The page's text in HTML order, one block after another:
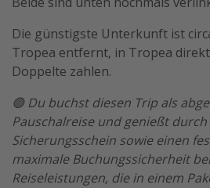
Die günstigste Unterkunft ist
Tropea entfernt, in Tropea
Doppelte zahlen.
🟢 Du buchst diesen Trip als
Pauschalreise und genießt
Sicherungsschein sowie einen
maximale Buchungssicherheit
Reiseleistungen, die in einem